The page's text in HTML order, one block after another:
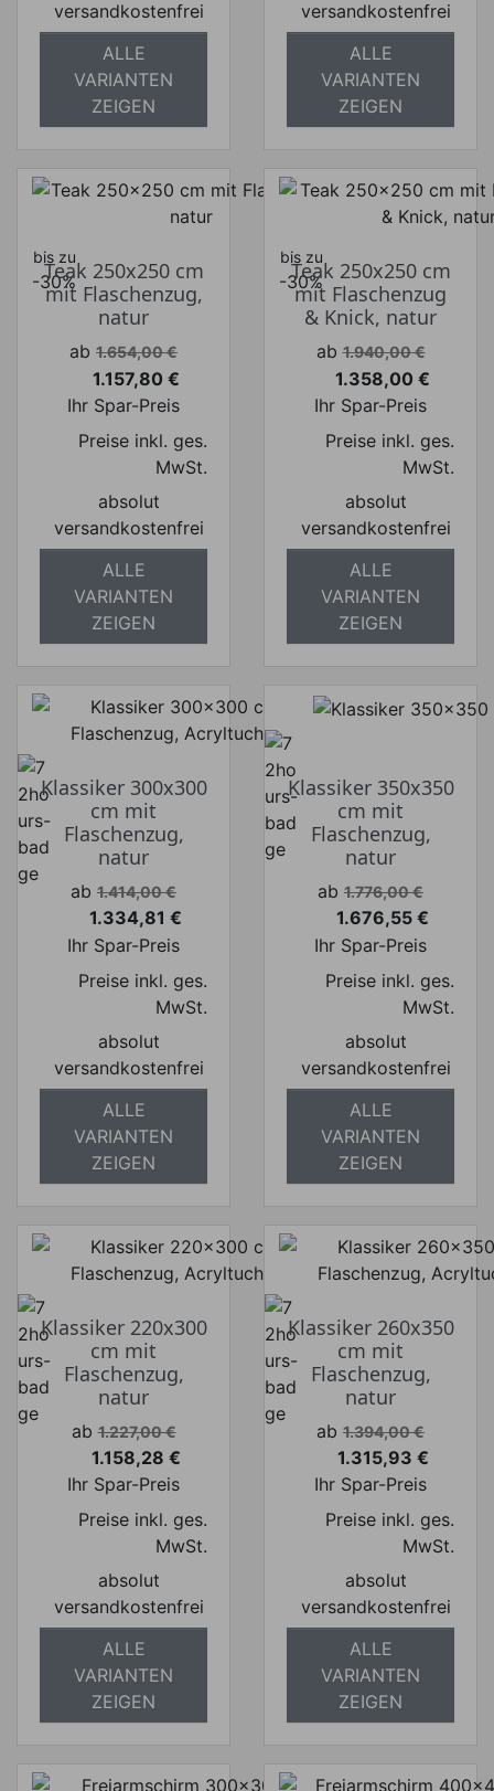
versandkostenfrei
ALLE
VARIANTEN
ZEIGEN
versandkostenfrei
ALLE
VARIANTEN
ZEIGEN
bis zu
-30%
Teak 250x250 cm
mit Flaschenzug,
natur
Verkaufspreis
ab 1.654,00 €
Preis
1.157,80 €
Ihr Spar-Preis
Preise inkl. ges.
MwSt.
absolut
versandkostenfrei
ALLE
VARIANTEN
ZEIGEN
bis zu
-30%
Teak 250x250 cm
mit Flaschenzug
& Knick, natur
Verkaufspreis
ab 1.940,00 €
Preis
1.358,00 €
Ihr Spar-Preis
Preise inkl. ges.
MwSt.
absolut
versandkostenfrei
ALLE
VARIANTEN
ZEIGEN
Klassiker 300x300
cm mit
Flaschenzug,
natur
Verkaufspreis
ab 1.414,00 €
Preis
1.334,81 €
Ihr Spar-Preis
Preise inkl. ges.
MwSt.
absolut
versandkostenfrei
ALLE
VARIANTEN
ZEIGEN
Klassiker 350x350
cm mit
Flaschenzug,
natur
Verkaufspreis
ab 1.776,00 €
Preis
1.676,55 €
Ihr Spar-Preis
Preise inkl. ges.
MwSt.
absolut
versandkostenfrei
ALLE
VARIANTEN
ZEIGEN
Klassiker 220x300
cm mit
Flaschenzug,
natur
Verkaufspreis
ab 1.227,00 €
Preis
1.158,28 €
Ihr Spar-Preis
Preise inkl. ges.
MwSt.
absolut
versandkostenfrei
ALLE
VARIANTEN
ZEIGEN
Klassiker 260x350
cm mit
Flaschenzug,
natur
Verkaufspreis
ab 1.394,00 €
Preis
1.315,93 €
Ihr Spar-Preis
Preise inkl. ges.
MwSt.
absolut
versandkostenfrei
ALLE
VARIANTEN
ZEIGEN